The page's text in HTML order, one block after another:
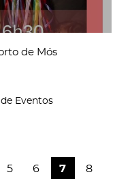
de Mós
Eventos
5 6 7 8